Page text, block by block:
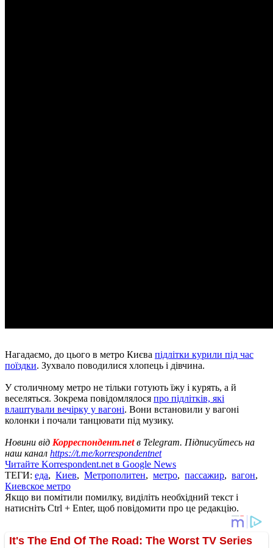
Нагадаємо, до цього в метро Києва підлітки курили під час
поїздки. Зухвало поводилися хлопець і дівчина.
У столичному метро не тільки готують їжу і курять, а й
веселяться. Зокрема повідомлялося про підлітків, які
влаштували вечірку у вагоні. Вони встановили у вагоні
колонки і почали танцювати під музику.
Новини від Корреспондент.netв Telegram. Підписуйтесь на
наш канал https://t.me/korrespondentnet
Читайте Korrespondent.net в Google News
ТЕГИ: еда, Киев, Метрополитен, метро, пассажир, вагон,
Киевское метро
Якщо ви помітили помилку, виділіть необхідний текст і
натисніть Ctrl + Enter, щоб повідомити про це редакцію.